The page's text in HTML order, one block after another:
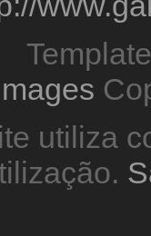
utiliza